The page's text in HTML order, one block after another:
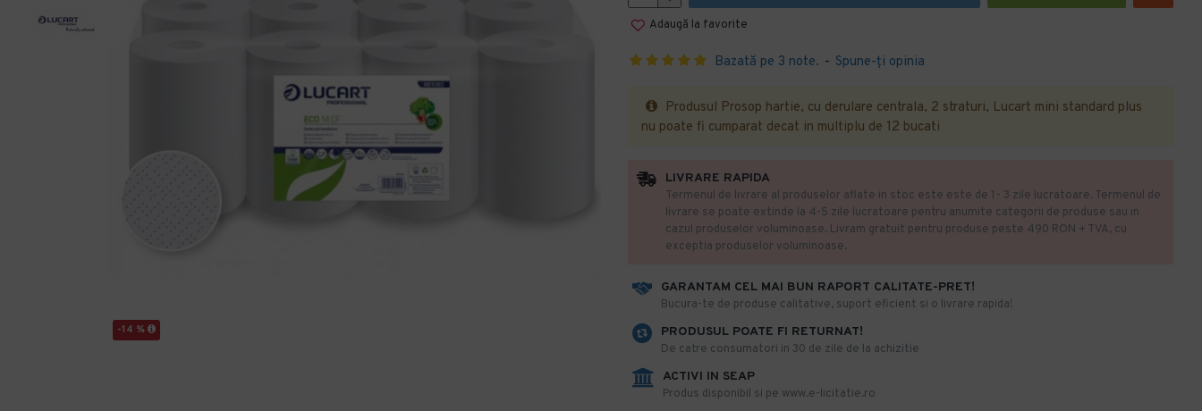
-14 %
Bazată pe 3 note. - Spune-ţi opinia
Adaugă la favorite
Produsul Prosop hartie, cu derulare centrala, 2 straturi, Lucart mini standard plus
nu poate fi cumparat decat in multiplu de 12 bucati
GARANTAM CEL MAI BUN RAPORT CALITATE-PRET!
​Bucura-te de produse calitative, suport eficient si o livrare rapida!
PRODUSUL POATE FI RETURNAT!
De catre consumatori in 30 de zile de la achizitie
ACTIVI IN SEAP
Produs disponibil si pe www.e-licitatie.ro
LIVRARE RAPIDA
Termenul de livrare al produselor aflate in stoc este este de 1- 3 zile lucratoare. Termenul de
livrare se poate extinde la 4-5 zile lucratoare pentru anumite categorii de produse sau in
cazul produselor voluminoase. Livram gratuit pentru produse peste 490 RON + TVA, cu
exceptia produselor voluminoase.